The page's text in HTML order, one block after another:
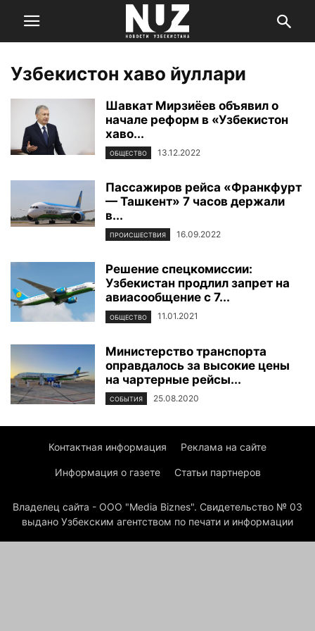
Узбекистон хаво йуллари
Шавкат Мирзиёев объявил о
начале реформ в «Узбекистон
хаво...
ОБЩЕСТВО 13.12.2022
Пассажиров рейса «Франкфурт
— Ташкент» 7 часов держали
в...
ПРОИСШЕСТВИЯ 16.09.2022
Решение спецкомиссии:
Узбекистан продлил запрет на
авиасообщение с 7...
ОБЩЕСТВО 11.01.2021
Министерство транспорта
оправдалось за высокие цены
на чартерные рейсы...
СОБЫТИЯ 25.08.2020
Контактная информация Реклама на сайте
Информация о газете Статьи партнеров
Владелец сайта - ООО "Media Biznes". Свидетельство № 03
выдано Узбекским агентством по печати и информации